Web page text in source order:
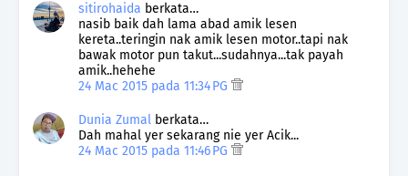
sitirohaida berkata…
nasib baik dah lama abad amik lesen
kereta..teringin nak amik lesen motor..tapi nak
bawak motor pun takut...sudahnya...tak payah
amik..hehehe
24 Mac 2015 pada 11:34 PG
Dunia Zumal berkata…
Dah mahal yer sekarang nie yer Acik...
24 Mac 2015 pada 11:46 PG